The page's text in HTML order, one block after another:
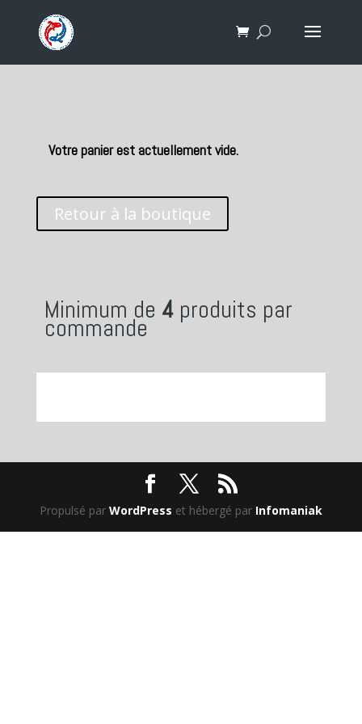
Votre panier est actuellement vide.
Retour à la boutique
Minimum de 4 produits par
commande
Propulsé par WordPress et hébergé par Infomaniak